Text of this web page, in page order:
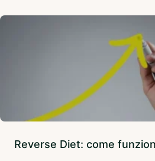
Reverse Diet: come